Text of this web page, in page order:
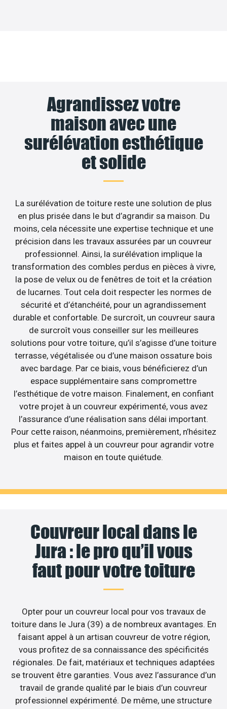
Agrandissez votre
maison avec une
surélévation esthétique
et solide
La surélévation de toiture reste une solution de plus
en plus prisée dans le but d’agrandir sa maison. Du
moins, cela nécessite une expertise technique et une
précision dans les travaux assurées par un couvreur
professionnel. Ainsi, la surélévation implique la
transformation des combles perdus en pièces à vivre,
la pose de velux ou de fenêtres de toit et la création
de lucarnes. Tout cela doit respecter les normes de
sécurité et d’étanchéité, pour un agrandissement
durable et confortable. De surcroît, un couvreur saura
de surcroît vous conseiller sur les meilleures
solutions pour votre toiture, qu’il s’agisse d’une toiture
terrasse, végétalisée ou d’une maison ossature bois
avec bardage. Par ce biais, vous bénéficierez d’un
espace supplémentaire sans compromettre
l’esthétique de votre maison. Finalement, en confiant
votre projet à un couvreur expérimenté, vous avez
l’assurance d’une réalisation sans délai important.
Pour cette raison, néanmoins, premièrement, n’hésitez
plus et faites appel à un couvreur pour agrandir votre
maison en toute quiétude.
Couvreur local dans le
Jura : le pro qu’il vous
faut pour votre toiture
Opter pour un couvreur local pour vos travaux de
toiture dans le Jura (39) a de nombreux avantages. En
faisant appel à un artisan couvreur de votre région,
vous profitez de sa connaissance des spécificités
régionales. De fait, matériaux et techniques adaptées
se trouvent être garanties. Vous avez l’assurance d’un
travail de grande qualité par le biais d’un couvreur
professionnel expérimenté. De même, une structure